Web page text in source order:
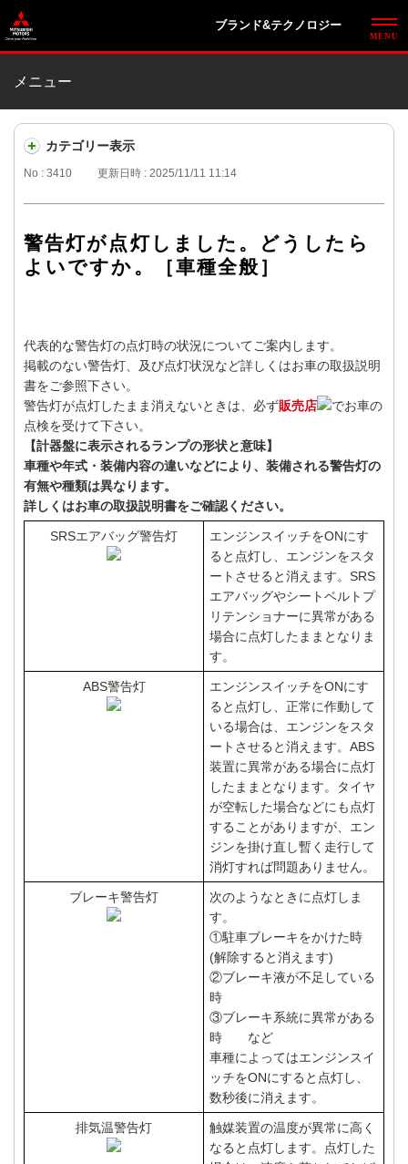
ブランド&テクノロジー
メニュー
カテゴリー表示
No : 3410 更新日時 : 2025/11/11 11:14
警告灯が点灯しました。どうしたら
よいですか。［車種全般］
代表的な警告灯の点灯時の状況についてご案内します。
掲載のない警告灯、及び点灯状況など詳しくはお車の取扱説明
書をご参照下さい。
警告灯が点灯したまま消えないときは、必ず販売店
でお車の
点検を受けて下さい。
【計器盤に表示されるランプの形状と意味】
車種や年式・装備内容の違いなどにより、装備される警告灯の
有無や種類は異なります。
詳しくはお車の取扱説明書をご確認ください。
SRSエアバッグ警告灯
エンジンスイッチをONにす
ると点灯し、エンジンをスタ
ートさせると消えます。SRS
エアバッグやシートベルトプ
リテンショナーに異常がある
場合に点灯したままとなりま
す。
ABS警告灯
エンジンスイッチをONにす
ると点灯し、正常に作動して
いる場合は、エンジンをスタ
ートさせると消えます。ABS
装置に異常がある場合に点灯
したままとなります。タイヤ
が空転した場合などにも点灯
することがありますが、エン
ジンを掛け直し暫く走行して
消灯すれば問題ありません。
ブレーキ警告灯
次のようなときに点灯しま
す。
①駐車ブレーキをかけた時
(解除すると消えます)
②ブレーキ液が不足している
時
③ブレーキ系統に異常がある
時 など
車種によってはエンジンスイ
ッチをONにすると点灯し、
数秒後に消えます。
排気温警告灯
触媒装置の温度が異常に高く
なると点灯します。点灯した